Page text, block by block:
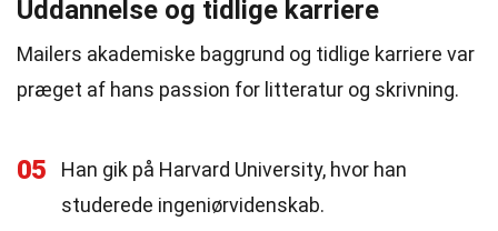
Uddannelse og tidlige karriere
Mailers akademiske baggrund og tidlige karriere var
præget af hans passion for litteratur og skrivning.
05
Han gik på Harvard University, hvor han
studerede ingeniørvidenskab.